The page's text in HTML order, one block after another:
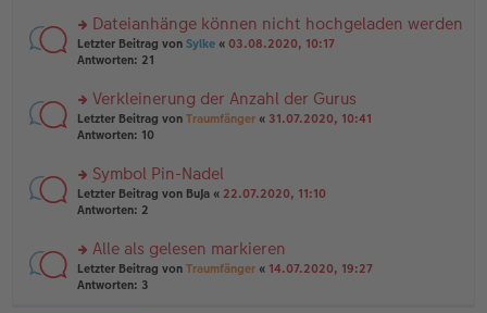
tr
a
g
e
n
er
tr
a
g
n
g
el
e
n
er
tr
a
g
rs
te
n
g
el
e
n
er
tr
a
g
Dateianhänge können nicht hochgeladen werden
Letzter Beitrag von Sylke « 03.08.2020, 10:17
Antworten: 21
rs
te
n
g
el
e
n
er
Verkleinerung der Anzahl der Gurus
Letzter Beitrag von Traumfänger « 31.07.2020, 10:41
Antworten: 10
rs
te
n
g
el
Symbol Pin-Nadel
Letzter Beitrag von BuJa « 22.07.2020, 11:10
Antworten: 2
rs
te
Alle als gelesen markieren
Letzter Beitrag von Traumfänger « 14.07.2020, 19:27
Antworten: 3